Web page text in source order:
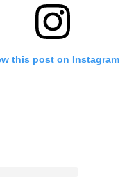
this post on Instagram